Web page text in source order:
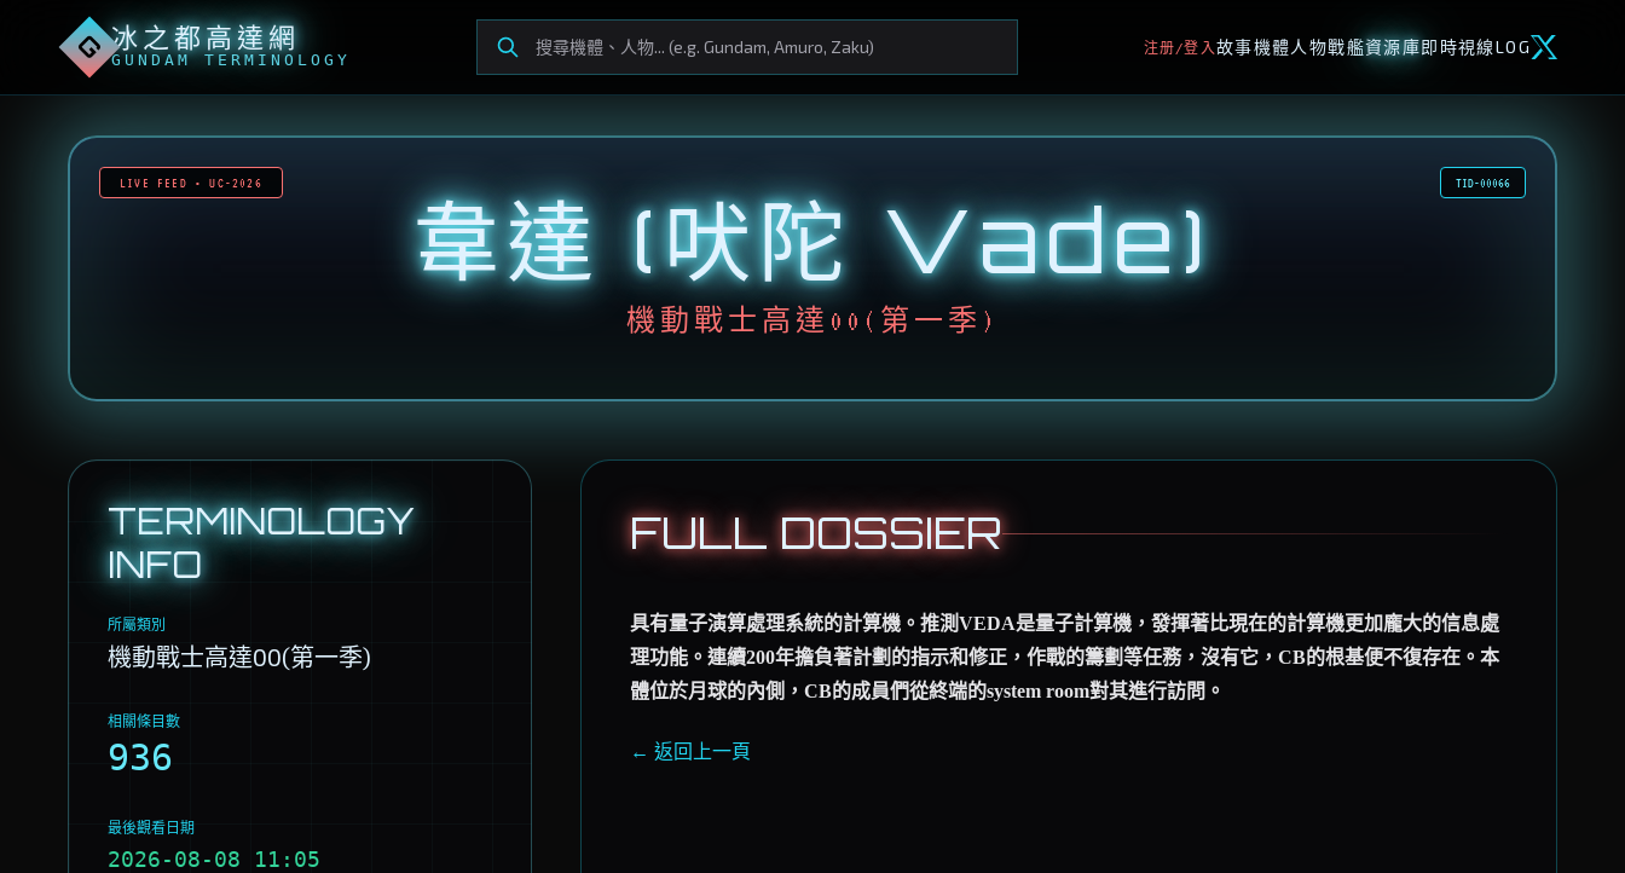
G冰之都高達網
GUNDAM TERMINOLOGY
注册/登入 故事機體人物戰艦資源庫即時視線LOG
LIVE FEED • UC-2026 TID-00066
韋達 (吠陀 Vade)
機動戰士高達00(第一季)
TERMINOLOGY
INFO
所屬類別
機動戰士高達00(第一季)
相關條目數
936
最後觀看日期
2026-08-08 11:05
FULL DOSSIER
具有量子演算處理系統的計算機。推測VEDA是量子計算機，發揮著比現在的計算機更加龐大的信息處
理功能。連續200年擔負著計劃的指示和修正，作戰的籌劃等任務，沒有它，CB的根基便不復存在。本
體位於月球的內側，CB的成員們從終端的system room對其進行訪問。
← 返回上一頁